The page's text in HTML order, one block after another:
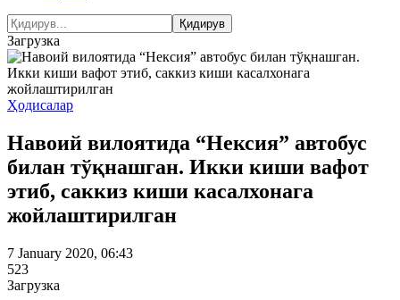
Загрузка
Ҳодисалар
Навоий вилоятида “Нексия” автобус
билан тўқнашган. Икки киши вафот
этиб, саккиз киши касалхонага
жойлаштирилган
7 January 2020, 06:43
523
Загрузка